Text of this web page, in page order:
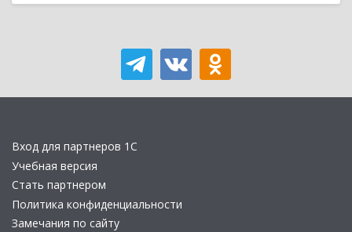
Вход для партнеров 1С
Учебная версия
Стать партнером
Политика конфиденциальности
Замечания по сайту